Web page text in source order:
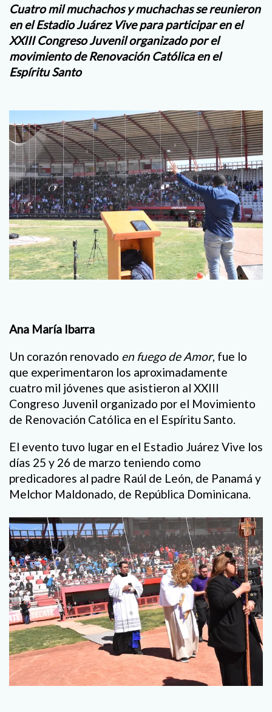
Cuatro mil muchachos y muchachas se reunieron
en el Estadio Juárez Vive para participar en el
XXIII Congreso Juvenil organizado por el
movimiento de Renovación Católica en el
Espíritu Santo
Ana María Ibarra
Un corazón renovado en fuego de Amor, fue lo
que experimentaron los aproximadamente
cuatro mil jóvenes que asistieron al XXIII
Congreso Juvenil organizado por el Movimiento
de Renovación Católica en el Espíritu Santo.
El evento tuvo lugar en el Estadio Juárez Vive los
días 25 y 26 de marzo teniendo como
predicadores al padre Raúl de León, de Panamá y
Melchor Maldonado, de República Dominicana.